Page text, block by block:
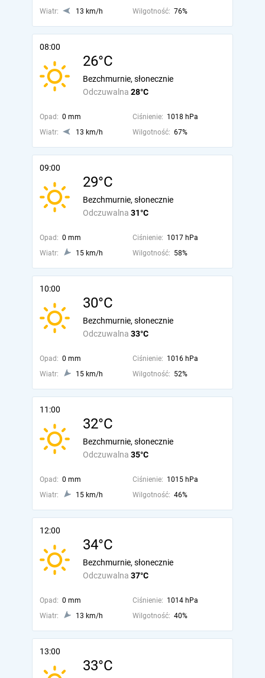
Wiatr: 13 km/h Wilgotność: 76%
08:00
26°C
Odczuwalna 28°C
Bezchmurnie, słonecznie
Opad: 0 mm Ciśnienie: 1018 hPa
Wiatr:
13 km/h Wilgotność: 67%
09:00
29°C
Odczuwalna 31°C
Bezchmurnie, słonecznie
Opad: 0 mm Ciśnienie: 1017 hPa
Wiatr:
15 km/h Wilgotność: 58%
10:00
30°C
Odczuwalna 33°C
Bezchmurnie, słonecznie
Opad: 0 mm Ciśnienie: 1016 hPa
Wiatr:
15 km/h Wilgotność: 52%
11:00
32°C
Odczuwalna 35°C
Bezchmurnie, słonecznie
Opad: 0 mm Ciśnienie: 1015 hPa
Wiatr:
15 km/h Wilgotność: 46%
12:00
34°C
Odczuwalna 37°C
Bezchmurnie, słonecznie
Opad: 0 mm Ciśnienie: 1014 hPa
Wiatr:
13 km/h Wilgotność: 40%
13:00
33°C